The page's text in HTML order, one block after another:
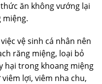
ăn không vướng lại
miệng.
vệ sinh cá nhân nên
răng miệng, loại bỏ
hại trong khoang miệng
lợi, viêm nha chu,